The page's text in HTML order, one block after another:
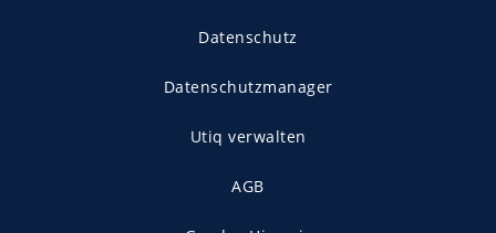
Datenschutz
Datenschutzmanager
Utiq verwalten
AGB